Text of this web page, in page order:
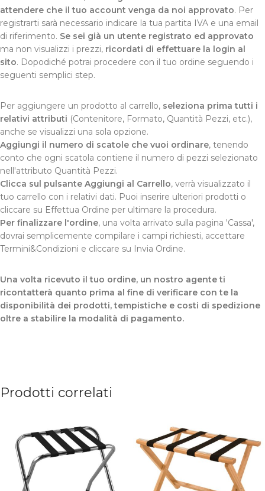
attendere che il tuo account venga da noi approvato. Per
registrarti sarà necessario indicare la tua partita IVA e una email
di riferimento. Se sei già un utente registrato ed approvato
ma non visualizzi i prezzi, ricordati di effettuare la login al
sito. Dopodiché potrai procedere con il tuo ordine seguendo i
seguenti semplici step.
Per aggiungere un prodotto al carrello, seleziona prima tutti i
relativi attributi (Contenitore, Formato, Quantità Pezzi, etc.),
anche se visualizzi una sola opzione.
Aggiungi il numero di scatole che vuoi ordinare, tenendo
conto che ogni scatola contiene il numero di pezzi selezionato
nell'attributo Quantità Pezzi.
Clicca sul pulsante Aggiungi al Carrello, verrà visualizzato il
tuo carrello con i relativi dati. Puoi inserire ulteriori prodotti o
cliccare su Effettua Ordine per ultimare la procedura.
Per finalizzare l'ordine, una volta arrivato sulla pagina 'Cassa',
dovrai semplicemente compilare i campi richiesti, accettare
Termini&Condizioni e cliccare su Invia Ordine.
Una volta ricevuto il tuo ordine, un nostro agente ti
ricontatterà quanto prima al fine di verificare con te la
disponibilità dei prodotti, tempistiche e costi di spedizione
oltre a stabilire la modalità di pagamento.
Prodotti correlati